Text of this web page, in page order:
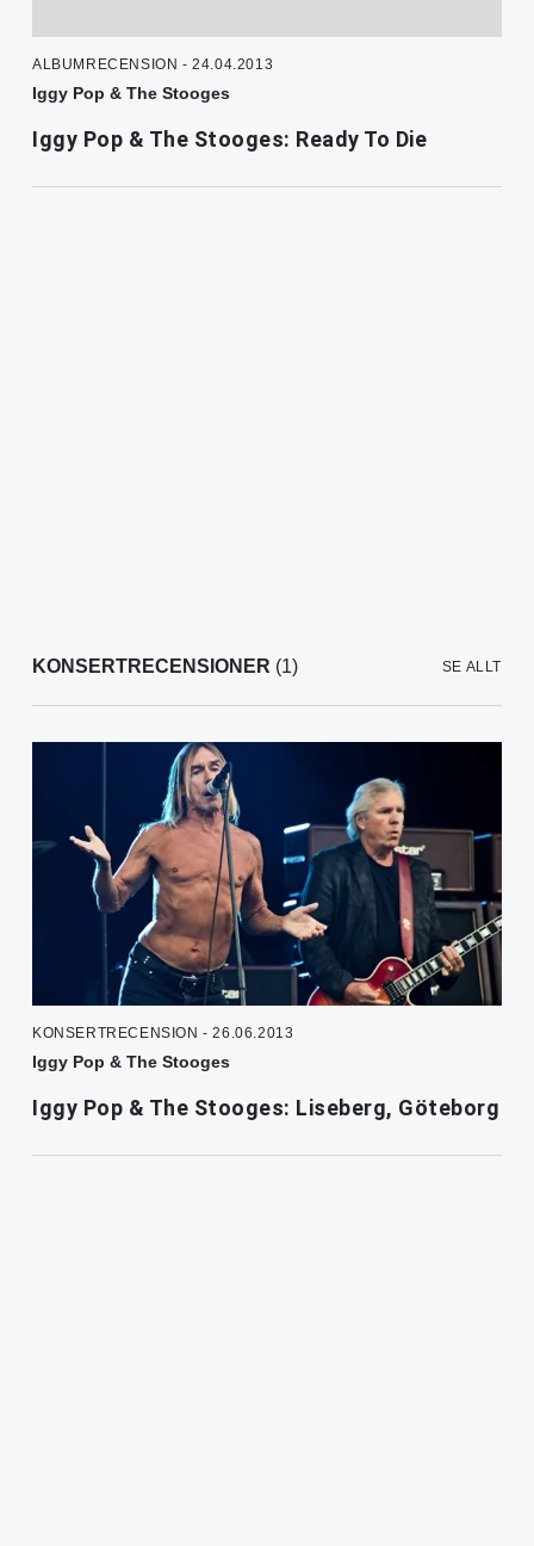
ALBUMRECENSION - 24.04.2013
Iggy Pop & The Stooges
Iggy Pop & The Stooges: Ready To Die
KONSERTRECENSIONER (1) SE ALLT
KONSERTRECENSION - 26.06.2013
Iggy Pop & The Stooges
Iggy Pop & The Stooges: Liseberg, Göteborg